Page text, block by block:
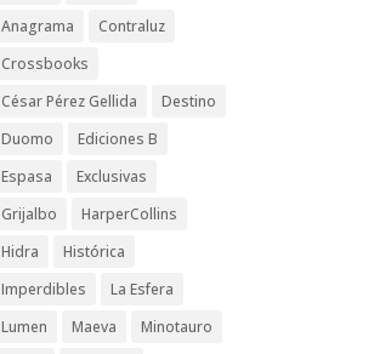
Anagrama
Contraluz
Crossbooks
César Pérez Gellida
Destino
Duomo
Ediciones B
Espasa
Exclusivas
Grijalbo
HarperCollins
Hidra
Histórica
Imperdibles
La Esfera
Lumen
Maeva Minotauro